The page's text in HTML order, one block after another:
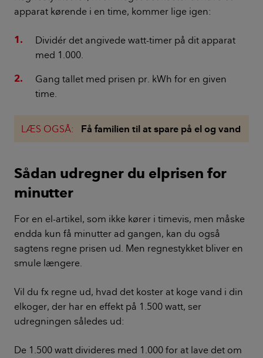
apparat kørende i en time, kommer lige igen:
Dividér det angivede watt-timer på dit apparat
med 1.000.
Gang tallet med prisen pr. kWh for en given
time.
LÆS OGSÅ: Få familien til at spare på el og vand
Sådan udregner du elprisen for
minutter
For en el-artikel, som ikke kører i timevis, men måske
endda kun få minutter ad gangen, kan du også
sagtens regne prisen ud. Men regnestykket bliver en
smule længere.
Vil du fx regne ud, hvad det koster at koge vand i din
elkoger, der har en effekt på 1.500 watt, ser
udregningen således ud:
De 1.500 watt divideres med 1.000 for at lave det om